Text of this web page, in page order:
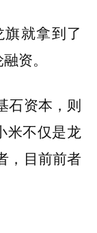
就拿到了
资。
石资本，则
米不仅是龙
，目前前者